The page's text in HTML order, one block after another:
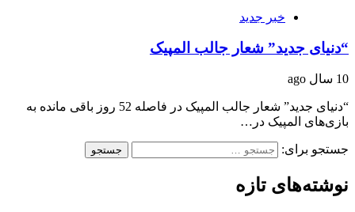
خبر جدید
“دنیای جدید” شعار جالب المپیک
10 سال ago
“دنیای جدید” شعار جالب المپیک در فاصله 52 روز باقی‌‌‌‌‌‌‌‌‌‌‌‌‌‌‌‌‌‌‌‌‌‌‌‌‌ مانده به
بازی‌های المپیک در…
جستجو برای:
نوشته‌های تازه